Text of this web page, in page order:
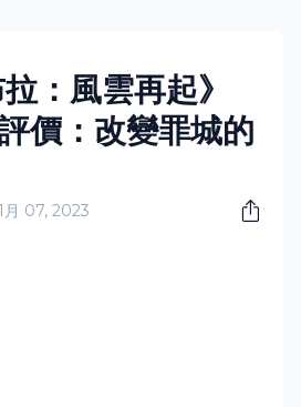
：風雲再起》
價：改變罪城的
月 07, 2023